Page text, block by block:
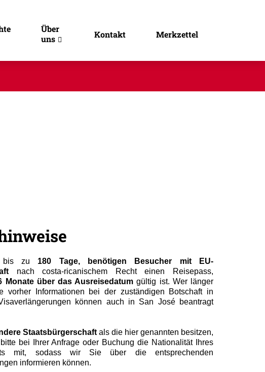
Über
uns
Kontakt Merkzettel
bis zu 180 Tage, benötigen Besucher mit EU-
nach costa-ricanischem Recht einen Reisepass,
Monate über das Ausreisedatum gültig ist. Wer länger
vorher Informationen bei der zuständigen Botschaft in
können auch in San José beantragt
Staatsbürgerschaft als die hier genannten besitzen,
bei Ihrer Anfrage oder Buchung die Nationalität Ihres
mit, sodass wir Sie über die entsprechenden
informieren können.